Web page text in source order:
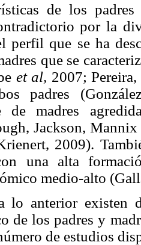
de los
por la
perfil que se ha
que se
et al, 2007;
padres
de madres
Jackson,
2009).
una alta
medio-alto
lo anterior existen
de los padres y
de estudios